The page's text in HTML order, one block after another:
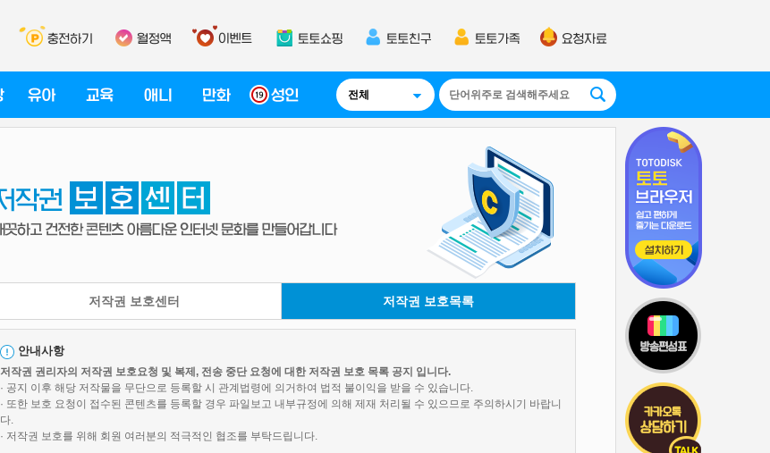
전체
저작권 보호센터 저작권 보호목록
안내사항
저작권 권리자의 저작권 보호요청 및 복제, 전송 중단 요청에 대한 저작권 보호 목록 공지 입니다.
· 공지 이후 해당 저작물을 무단으로 등록할 시 관계법령에 의거하여 법적 불이익을 받을 수 있습니다.
· 또한 보호 요청이 접수된 콘텐츠를 등록할 경우 파일보고 내부규정에 의해 제재 처리될 수 있으므로 주의하시기 바랍니
다.
· 저작권 보호를 위해 회원 여러분의 적극적인 협조를 부탁드립니다.